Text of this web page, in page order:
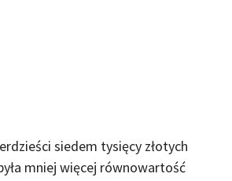
siedem tysięcy złotych
mniej więcej równowartość